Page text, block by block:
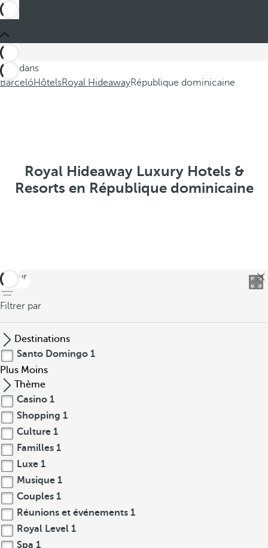
Ces dans
BarcelóHôtelsRoyal HideawayRépublique dominicaine
Royal Hideaway Luxury Hotels &
Resorts en République dominicaine
retour
Filtrer par
Destinations
Santo Domingo 1
Plus Moins
Thème
Casino 1
Shopping 1
Culture 1
Familles 1
Luxe 1
Musique 1
Couples 1
Réunions et événements 1
Royal Level 1
Spa 1